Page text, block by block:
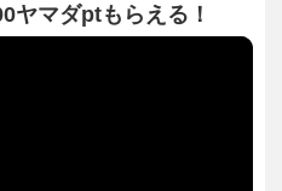
ヤマダptもらえる！